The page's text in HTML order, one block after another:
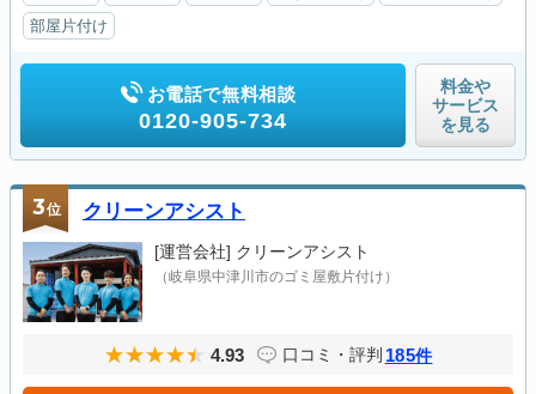
部屋片付け
お電話で無料相談
0120-905-734
料金や
サービス
を見る
3位 クリーンアシスト
[運営会社] クリーンアシスト
（岐阜県中津川市のゴミ屋敷片付け）
4.93 口コミ・評判 185件